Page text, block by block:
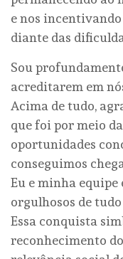
e nos
diante das
Sou
acreditarem em
Acima de tudo,
que foi por meio
oportunidades
conseguimos
Eu e minha
orgulhosos de
Essa conquista
reconhecimento